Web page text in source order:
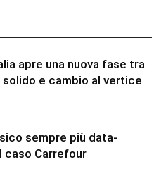
apre una nuova fase tra
solido e cambio al vertice
sempre più data-
caso Carrefour